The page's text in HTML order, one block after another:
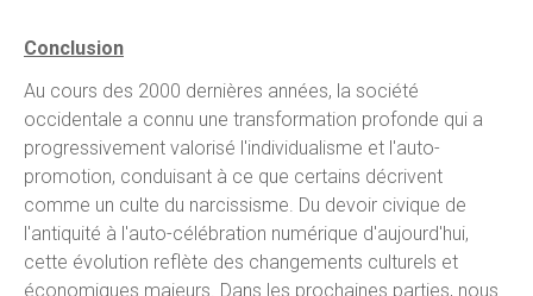
Conclusion
Au cours des 2000 dernières années, la société
occidentale a connu une transformation profonde qui a
progressivement valorisé l'individualisme et l'auto-
promotion, conduisant à ce que certains décrivent
comme un culte du narcissisme. Du devoir civique de
l'antiquité à l'auto-célébration numérique d'aujourd'hui,
cette évolution reflète des changements culturels et
économiques majeurs. Dans les prochaines parties, nous